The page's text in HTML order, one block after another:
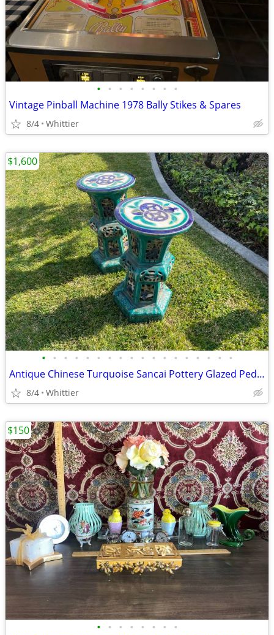
• • • • • • • •
Vintage Pinball Machine 1978 Bally Stikes & Spares
8/4 Whittier
• • • • • • • • • • • • • • • • • •
Antique Chinese Turquoise Sancai Pottery Glazed Pedestals
8/4 Whittier
$1,600
• • • • • • • •
$150